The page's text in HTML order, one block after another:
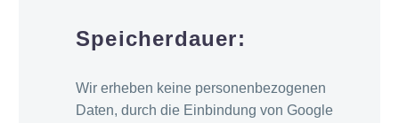
Speicherdauer:
Wir erheben keine personenbezogenen
Daten, durch die Einbindung von Google